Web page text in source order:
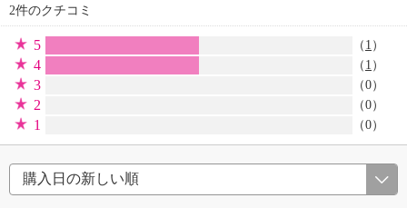
2件のクチコミ
5 （ 1 ）
4 （ 1 ）
3 （0）
2 （0）
1 （0）